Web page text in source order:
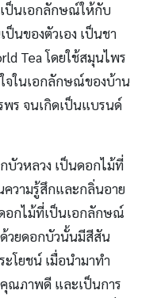
เป็นเอกลักษณ์ให้กับ
ป็นของตัวเอง เป็นชา
Tea โดยใช้สมุนไพร
จในเอกลักษณ์ของบ้าน
พร จนเกิดเป็นแบรนด์
บัวหลวง เป็นดอกไม้ที่
ความรู้สึกและกลิ่นอาย
อกไม้ที่เป็นเอกลักษณ์
วยดอกบัวนั้นมีสีสัน
โยชน์ เมื่อนำมาทำ
ณภาพดี และเป็นการ